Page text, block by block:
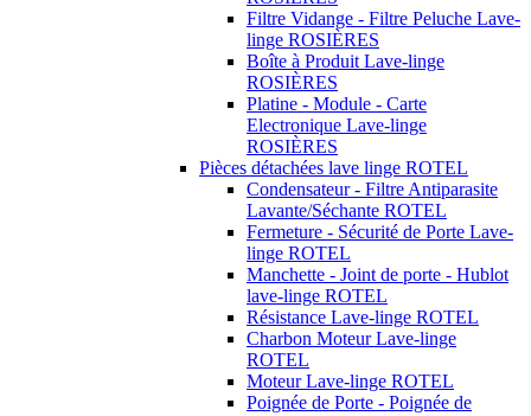
Filtre Vidange - Filtre Peluche Lave-
linge ROSIÈRES
Boîte à Produit Lave-linge
ROSIÈRES
Platine - Module - Carte
Electronique Lave-linge
ROSIÈRES
Pièces détachées lave linge ROTEL
Condensateur - Filtre Antiparasite
Lavante/Séchante ROTEL
Fermeture - Sécurité de Porte Lave-
linge ROTEL
Manchette - Joint de porte - Hublot
lave-linge ROTEL
Résistance Lave-linge ROTEL
Charbon Moteur Lave-linge
ROTEL
Moteur Lave-linge ROTEL
Poignée de Porte - Poignée de